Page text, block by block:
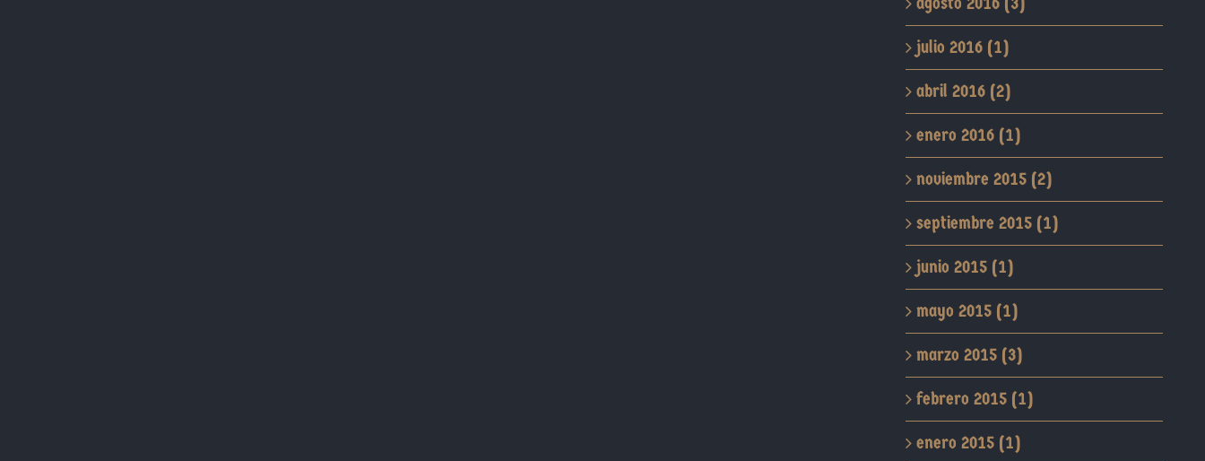
julio 2016 (1)
abril 2016 (2)
enero 2016 (1)
noviembre 2015 (2)
septiembre 2015 (1)
junio 2015 (1)
mayo 2015 (1)
marzo 2015 (3)
febrero 2015 (1)
enero 2015 (1)